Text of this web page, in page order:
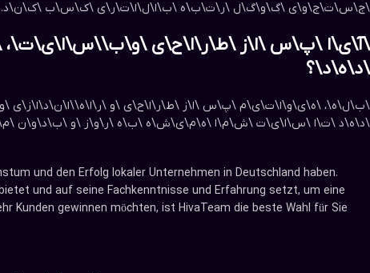
\ج\س\ت\ج\و\ی \گ\و\گ\ل \ر\ت\ب\ه \ب\ا\ل\ا\ت\ر\ی \ک\س\ب \ک\ن\د.
\آ\ی\ا \پ\س \ا\ز \ط\ر\ا\ح\ی
\د\ه\د\؟
\ب\ل\ه\، \ه\ی\و\ا\ت\ی\م \پ\س \ا\ز \ط\ر\ا\ح\ی \و
\د\ه\د \ت\ا \س\ا\ی\ت \ش\م\ا \ه\م\ی\ش\ه \ب\ه \ر\و\ز \و \ب\د\و\ن
und den Erfolg lokaler Unternehmen in Deutschland haben.
und auf seine Fachkenntnisse und Erfahrung setzt, um eine
Kunden gewinnen möchten, ist HivaTeam die beste Wahl für Sie